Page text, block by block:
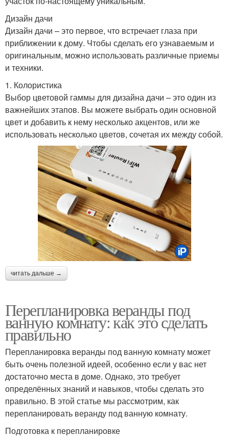
Дизайн дачи
Дизайн дачи – это первое, что встречает глаза при
приближении к дому. Чтобы сделать его узнаваемым и
оригинальным, можно использовать различные приемы
и техники.
1. Колористика
Выбор цветовой гаммы для дизайна дачи – это один из
важнейших этапов. Вы можете выбрать один основной
цвет и добавить к нему несколько акцентов, или же
использовать несколько цветов, сочетая их между собой.
читать дальше →
Перепланировка веранды под
ванную комнату: как это сделать
правильно
Перепланировка веранды под ванную комнату может
быть очень полезной идеей, особенно если у вас нет
достаточно места в доме. Однако, это требует
определённых знаний и навыков, чтобы сделать это
правильно. В этой статье мы рассмотрим, как
перепланировать веранду под ванную комнату.
Подготовка к перепланировке